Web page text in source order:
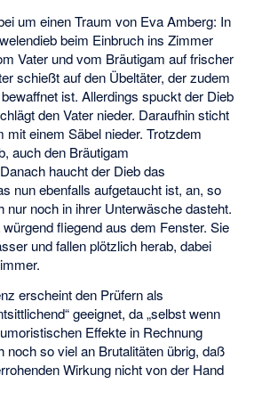
um einen Traum von Eva Amberg: In
beim Einbruch ins Zimmer
Vater und vom Bräutigam auf frischer
schießt auf den Übeltäter, der zudem
ist. Allerdings spuckt der Dieb
den Vater nieder. Daraufhin sticht
mit einem Säbel nieder. Trotzdem
auch den Bräutigam
haucht der Dieb das
nun ebenfalls aufgetaucht ist, an, so
nur noch in ihrer Unterwäsche dasteht.
fliegend aus dem Fenster. Sie
und fallen plötzlich herab, dabei
erscheint den Prüfern als
geeignet, da „selbst wenn
Effekte in Rechnung
noch so viel an Brutalitäten übrig, daß
Wirkung nicht von der Hand